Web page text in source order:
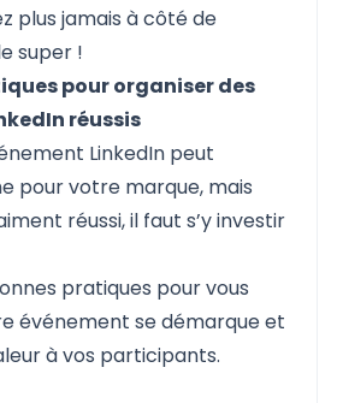
plus jamais à côté de
super !
pour organiser des
réussis
LinkedIn peut
pour votre marque, mais
réussi, il faut s’y investir
pratiques pour vous
événement se démarque et
à vos participants.